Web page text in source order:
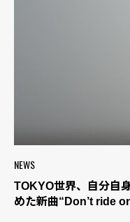
NEWS
TOKYO世界、自分自
めた新曲“Don’t ride